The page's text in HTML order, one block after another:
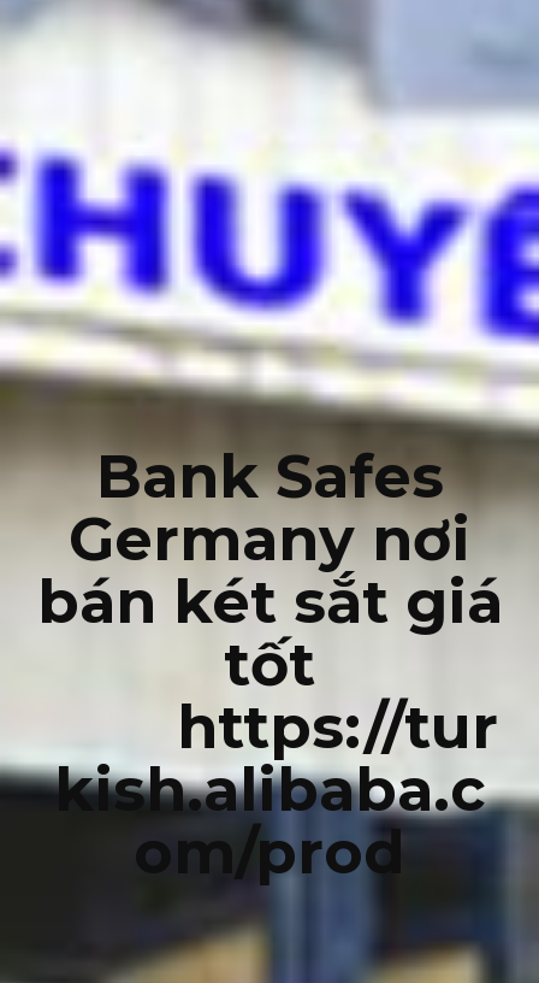
Bank Safes
Germany nơi
bán két sắt giá
tốt
https://tur
kish.alibaba.c
om/prod